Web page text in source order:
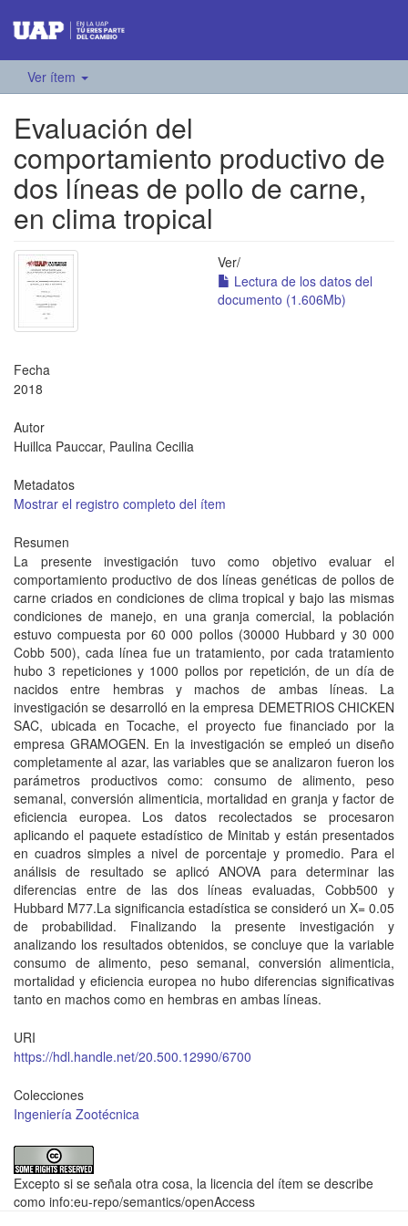
Ver ítem
Evaluación del
comportamiento productivo de
dos líneas de pollo de carne,
en clima tropical
Ver/
Lectura de los datos del
documento (1.606Mb)
Fecha
2018
Autor
Huillca Pauccar, Paulina Cecilia
Metadatos
Mostrar el registro completo del ítem
Resumen
La presente investigación tuvo como objetivo evaluar el
comportamiento productivo de dos líneas genéticas de pollos de
carne criados en condiciones de clima tropical y bajo las mismas
condiciones de manejo, en una granja comercial, la población
estuvo compuesta por 60 000 pollos (30000 Hubbard y 30 000
Cobb 500), cada línea fue un tratamiento, por cada tratamiento
hubo 3 repeticiones y 1000 pollos por repetición, de un día de
nacidos entre hembras y machos de ambas líneas. La
investigación se desarrolló en la empresa DEMETRIOS CHICKEN
SAC, ubicada en Tocache, el proyecto fue financiado por la
empresa GRAMOGEN. En la investigación se empleó un diseño
completamente al azar, las variables que se analizaron fueron los
parámetros productivos como: consumo de alimento, peso
semanal, conversión alimenticia, mortalidad en granja y factor de
eficiencia europea. Los datos recolectados se procesaron
aplicando el paquete estadístico de Minitab y están presentados
en cuadros simples a nivel de porcentaje y promedio. Para el
análisis de resultado se aplicó ANOVA para determinar las
diferencias entre de las dos líneas evaluadas, Cobb500 y
Hubbard M77.La significancia estadística se consideró un X= 0.05
de probabilidad. Finalizando la presente investigación y
analizando los resultados obtenidos, se concluye que la variable
consumo de alimento, peso semanal, conversión alimenticia,
mortalidad y eficiencia europea no hubo diferencias significativas
tanto en machos como en hembras en ambas líneas.
URI
https://hdl.handle.net/20.500.12990/6700
Colecciones
Ingeniería Zootécnica
Excepto si se señala otra cosa, la licencia del ítem se describe
como info:eu-repo/semantics/openAccess